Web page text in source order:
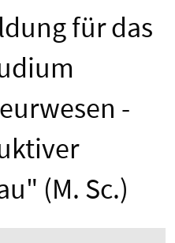
für das
-
(M. Sc.)